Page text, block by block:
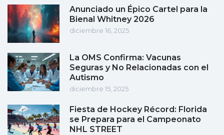
Anunciado un Épico Cartel para la
Bienal Whitney 2026
diciembre 16, 2025
La OMS Confirma: Vacunas
Seguras y No Relacionadas con el
Autismo
diciembre 15, 2025
Fiesta de Hockey Récord: Florida
se Prepara para el Campeonato
NHL STREET